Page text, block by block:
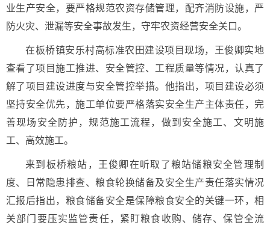
业生产安全，要严格规范农资存储管理，配齐消防设施，严
防火灾、泄漏等安全事故发生，守牢农资经营安全关口。
在板桥镇安乐村高标准农田建设项目现场，王俊卿实地
查看了项目施工推进、安全管控、工程质量等情况，认真了
解了项目建设进度与安全管控举措。他指出，项目建设必须
坚持安全优先，施工单位要严格落实安全生产主体责任，完
善现场安全防护，规范施工流程，做到安全施工、文明施
工、高效施工。
来到板桥粮站，王俊卿在听取了粮站储粮安全管理制
度、日常隐患排查、粮食轮换储备及安全生产责任落实情况
汇报后指出，粮食储备安全是保障粮食安全的关键一环，相
关部门要压实监管责任，紧盯粮食收购、储存、保管全流